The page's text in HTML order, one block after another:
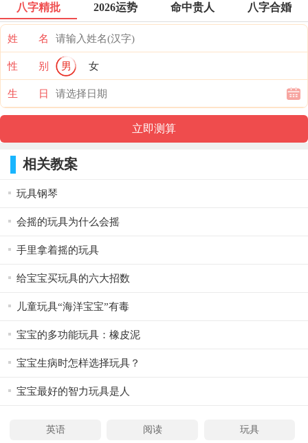
八字精批 2026运势 命中贵人 八字合婚
姓 名
性 别 男 女
生 日
相关教案
玩具钢琴
会摇的玩具为什么会摇
手里拿着摇的玩具
给宝宝买玩具的六大招数
儿童玩具“海洋宝宝”有毒
宝宝的多功能玩具：橡皮泥
宝宝生病时怎样选择玩具？
宝宝最好的智力玩具是人
英语 阅读 玩具